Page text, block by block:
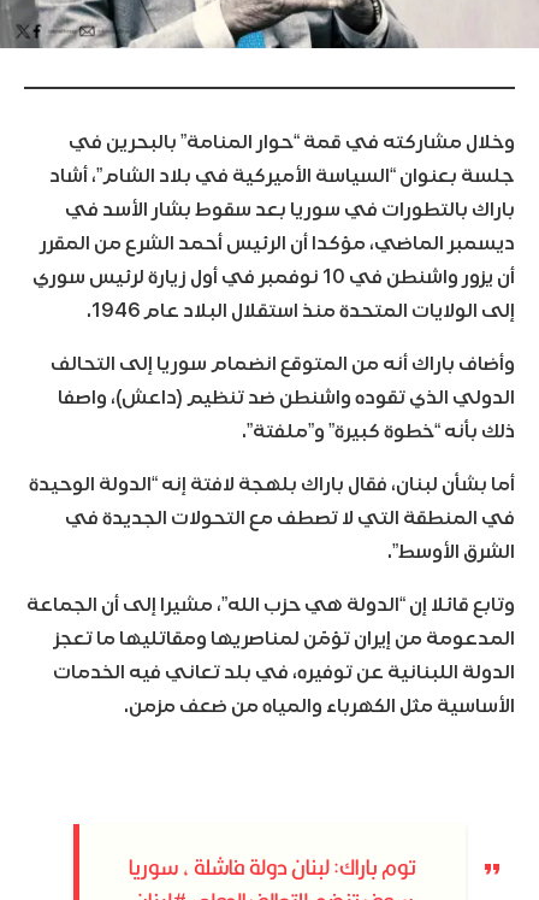
وخلال مشاركته في قمة “حوار المنامة” بالبحرين في
جلسة بعنوان “السياسة الأميركية في بلاد الشام”، أشاد
باراك بالتطورات في سوريا بعد سقوط بشار الأسد في
ديسمبر الماضي، مؤكدا أن الرئيس أحمد الشرع من المقرر
أن يزور واشنطن في 10 نوفمبر في أول زيارة لرئيس سوري
إلى الولايات المتحدة منذ استقلال البلاد عام 1946.
وأضاف باراك أنه من المتوقع انضمام سوريا إلى التحالف
الدولي الذي تقوده واشنطن ضد تنظيم (داعش)، واصفا
ذلك بأنه “خطوة كبيرة” و”ملفتة”.
أما بشأن لبنان، فقال باراك بلهجة لافتة إنه “الدولة الوحيدة
في المنطقة التي لا تصطف مع التحولات الجديدة في
الشرق الأوسط”.
وتابع قائلا إن “الدولة هي حزب الله”، مشيرا إلى أن الجماعة
المدعومة من إيران تؤمّن لمناصريها ومقاتليها ما تعجز
الدولة اللبنانية عن توفيره، في بلد تعاني فيه الخدمات
الأساسية مثل الكهرباء والمياه من ضعف مزمن.
توم باراك: لبنان دولة فاشلة ، سوريا